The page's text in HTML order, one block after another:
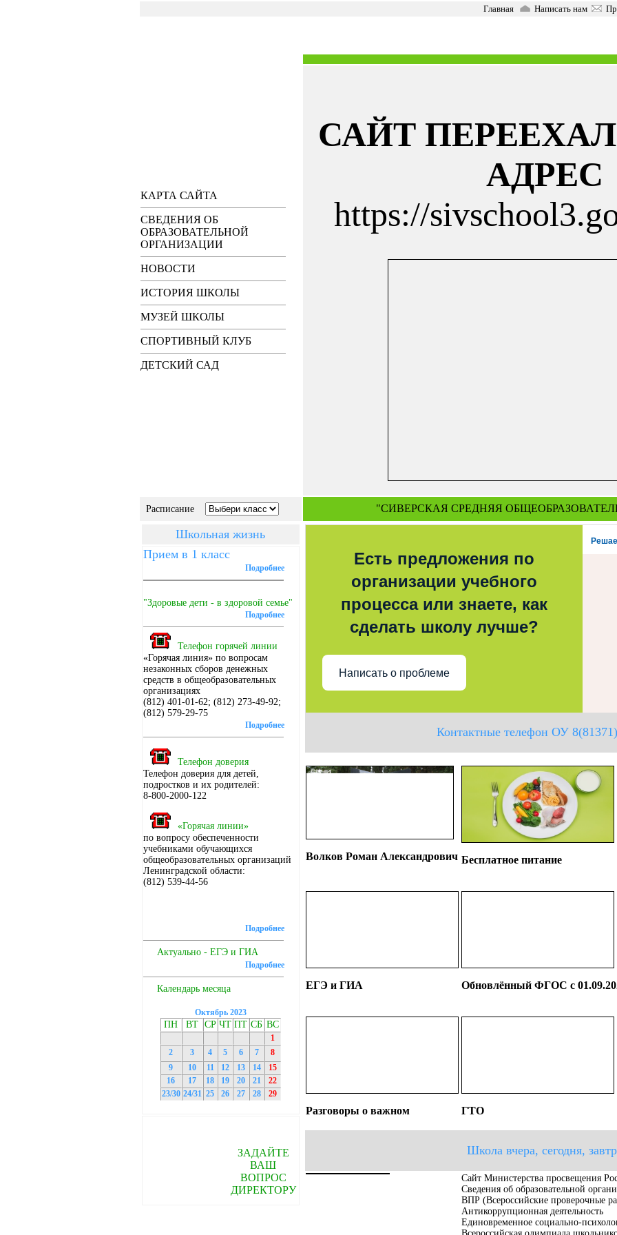
Главная Написать нам
КАРТА САЙТА
СВЕДЕНИЯ ОБ
ОБРАЗОВАТЕЛЬНОЙ
ОРГАНИЗАЦИИ
НОВОСТИ
ИСТОРИЯ ШКОЛЫ
МУЗЕЙ ШКОЛЫ
СПОРТИВНЫЙ КЛУБ
ДЕТСКИЙ САД
САЙТ
АДРЕС
https://
Расписание "СИВЕРСКАЯ СРЕДНЯЯ
Школьная жизнь
Прием в 1 класс
Подробнее
"Здоровые дети - в здоровой семье"
Подробнее
Телефон горячей линии
«Горячая линия» по вопросам
незаконных сборов денежных
средств в общеобразовательных
организациях
(812) 401-01-62; (812) 273-49-92;
(812) 579-29-75
Подробнее
Телефон доверия
Телефон доверия для детей,
подростков и их родителей:
8-800-2000-122
«Горячая линии»
по вопросу обеспеченности
учебниками обучающихся
общеобразовательных организаций
Ленинградской области:
(812) 539-44-56
Подробнее
Актуально - ЕГЭ и ГИА
Подробнее
Календарь месяца
Октябрь 2023
ПН ВТ СР ЧТ ПТ СБ ВС
1
2
3 4 5 6 7
8
9
10 11 12 13 14
15
16
17 18 19 20 21
22
23/30 24/31 25 26 27 28 29
ЗАДАЙТЕ
ВАШ
ВОПРОС
ДИРЕКТОРУ
Есть предложения по
организации учебного
процесса или знаете, как
сделать школу лучше?
Написать о проблеме
Контактные телефон ОУ
Волков Роман Александрович Бесплатное питание
ЕГЭ и ГИА Обновлённый ФГОС с
Разговоры о важном ГТО
Школа вчера, сегодня,
Сайт Министерства просвещения
Сведения об образовательной
ВПР (Всероссийские проверочные
Антикоррупционная деятельность
Единовременное социально-